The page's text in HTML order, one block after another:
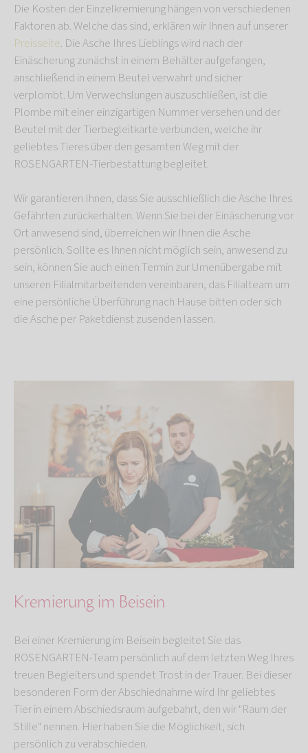
Die Kosten der Einzelkremierung hängen von verschiedenen
Faktoren ab. Welche das sind, erklären wir Ihnen auf unserer
Preisseite. Die Asche Ihres Lieblings wird nach der
Einäscherung zunächst in einem Behälter aufgefangen,
anschließend in einem Beutel verwahrt und sicher
verplombt. Um Verwechslungen auszuschließen, ist die
Plombe mit einer einzigartigen Nummer versehen und der
Beutel mit der Tierbegleitkarte verbunden, welche ihr
geliebtes Tieres über den gesamten Weg mit der
ROSENGARTEN-Tierbestattung begleitet.
Wir garantieren Ihnen, dass Sie ausschließlich die Asche Ihres
Gefährten zurückerhalten. Wenn Sie bei der Einäscherung vor
Ort anwesend sind, überreichen wir Ihnen die Asche
persönlich. Sollte es Ihnen nicht möglich sein, anwesend zu
sein, können Sie auch einen Termin zur Urnenübergabe mit
unseren Filialmitarbeitenden vereinbaren, das Filialteam um
eine persönliche Überführung nach Hause bitten oder sich
die Asche per Paketdienst zusenden lassen.
Kremierung im Beisein
Bei einer Kremierung im Beisein begleitet Sie das
ROSENGARTEN-Team persönlich auf dem letzten Weg Ihres
treuen Begleiters und spendet Trost in der Trauer. Bei dieser
besonderen Form der Abschiednahme wird Ihr geliebtes
Tier in einem Abschiedsraum aufgebahrt, den wir "Raum der
Stille" nennen. Hier haben Sie die Möglichkeit, sich
persönlich zu verabschieden.